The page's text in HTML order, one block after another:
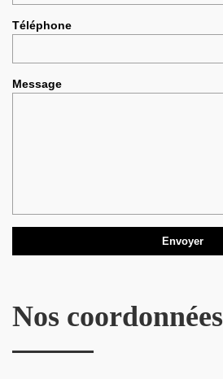
Téléphone
Message
Nos coordonnées